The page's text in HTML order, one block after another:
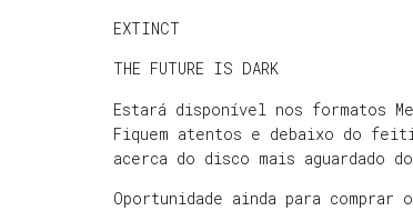
EXTINCT
THE FUTURE IS DARK
Estará disponível nos formatos
Fiquem atentos e debaixo do
acerca do disco mais aguardado
Oportunidade ainda para